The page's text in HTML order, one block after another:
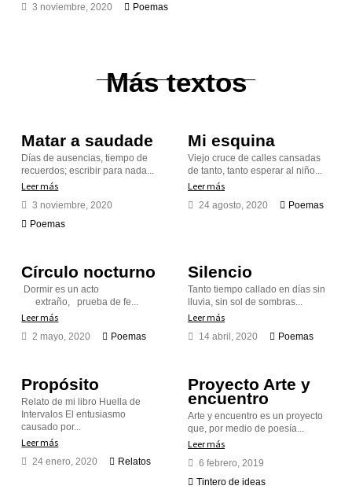
3 noviembre, 2020 Poemas
Más textos
Matar a saudade
Días de ausencias, tiempo de
recuerdos; escribir para nada...
Leer más
3 noviembre, 2020
Poemas
Mi esquina
Viejo cruce de calles cansadas
de tanto, tanto esperar al niño...
Leer más
24 agosto, 2020 Poemas
Círculo nocturno
Dormir es un acto
extraño, prueba de fe...
Leer más
2 mayo, 2020 Poemas
Silencio
Tanto tiempo callado en días sin
lluvia, sin sol de sombras...
Leer más
14 abril, 2020 Poemas
Propósito
Relato de mi libro Huella de
Intervalos El entusiasmo
causado por...
Leer más
24 enero, 2020 Relatos
Proyecto Arte y
encuentro
Arte y encuentro es un proyecto
que, por medio de poesía...
Leer más
6 febrero, 2019
Tintero de ideas